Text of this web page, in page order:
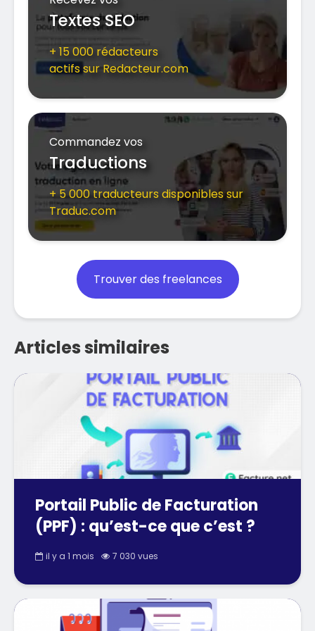
Textes SEO
+ 15 000 rédacteurs
actifs sur Redacteur.com
Commandez vos
Traductions
+ 5 000 traducteurs disponibles sur
Traduc.com
Trouver des freelances
Articles similaires
Portail Public de Facturation
(PPF) : qu’est-ce que c’est ?
il y a 1 mois 7 030 vues